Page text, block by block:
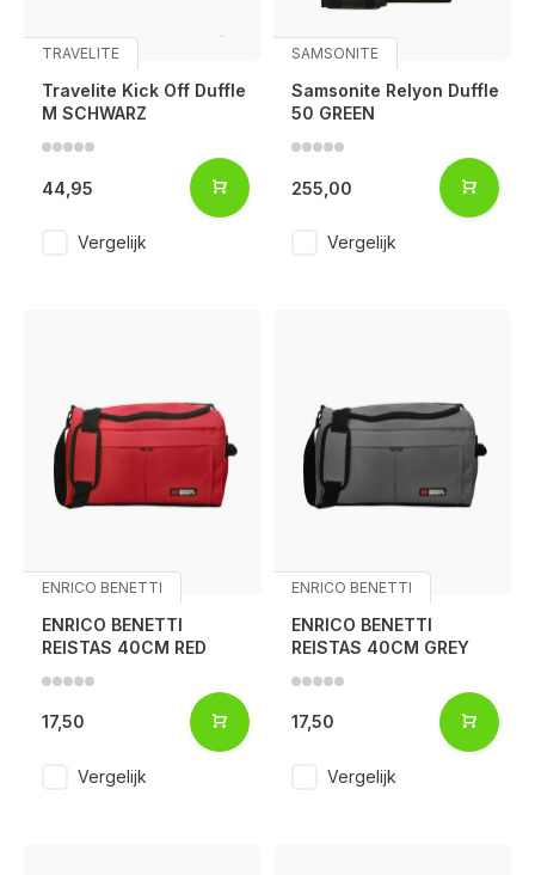
TRAVELITE
Travelite Kick Off Duffle
M SCHWARZ
44,95
Vergelijk
SAMSONITE
Samsonite Relyon Duffle
50 GREEN
255,00
Vergelijk
ENRICO BENETTI
ENRICO BENETTI
REISTAS 40CM RED
17,50
Vergelijk
ENRICO BENETTI
ENRICO BENETTI
REISTAS 40CM GREY
17,50
Vergelijk